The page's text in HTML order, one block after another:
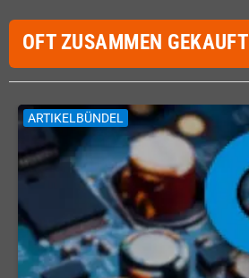
OFT ZUSAMMEN GEKAUFT
ARTIKELBÜNDEL